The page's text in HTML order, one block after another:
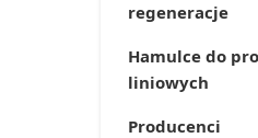
regeneracje
Hamulce do
liniowych
Producenci